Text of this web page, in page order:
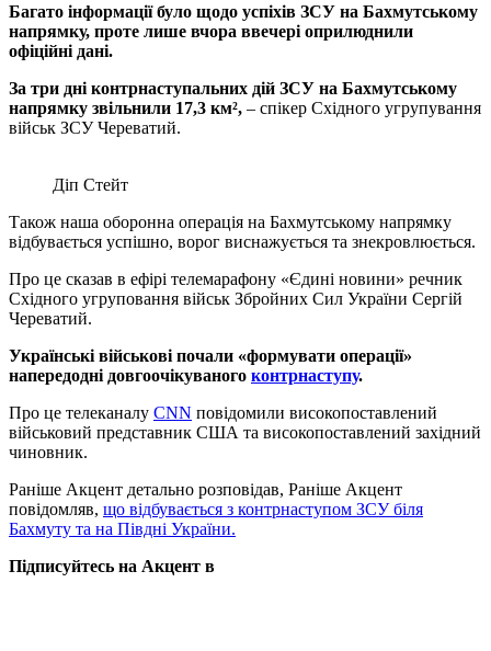
Багато інформації було щодо успіхів ЗСУ на Бахмутському
напрямку, проте лише вчора ввечері оприлюднили
офіційні дані.
За три дні контрнаступальних дій ЗСУ на Бахмутському
напрямку звільнили 17,3 км², – спікер Східного угрупування
військ ЗСУ Череватий.
Діп Стейт
Також наша оборонна операція на Бахмутському напрямку
відбувається успішно, ворог виснажується та знекровлюється.
Про це сказав в ефірі телемарафону «Єдині новини» речник
Східного угруповання військ Збройних Сил України Сергій
Череватий.
Українські військові почали «формувати операції»
напередодні довгоочікуваного контрнаступу.
Про це телеканалу CNN повідомили високопоставлений
військовий представник США та високопоставлений західний
чиновник.
Раніше Акцент детально розповідав, Раніше Акцент
повідомляв, що відбувається з контрнаступом ЗСУ біля
Бахмуту та на Півдні України.
Підписуйтесь на Акцент в